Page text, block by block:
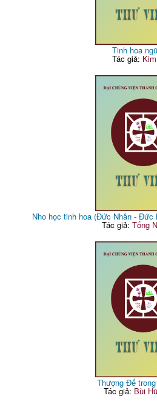
Tinh hoa
Tác giả:
Nho học tinh hoa (Đức Nhân -
Tác giả: Tống
Thượng Đế
Tác giả: Bùi